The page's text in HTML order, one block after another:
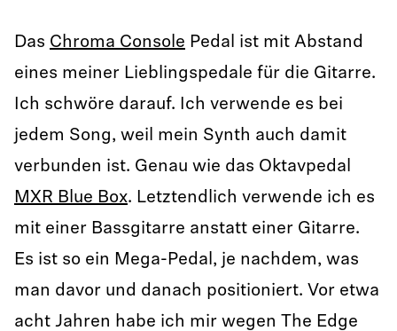
Das Chroma Console Pedal ist mit Abstand
eines meiner Lieblingspedale für die Gitarre.
Ich schwöre darauf. Ich verwende es bei
jedem Song, weil mein Synth auch damit
verbunden ist. Genau wie das Oktavpedal
MXR Blue Box. Letztendlich verwende ich es
mit einer Bassgitarre anstatt einer Gitarre.
Es ist so ein Mega-Pedal, je nachdem, was
man davor und danach positioniert. Vor etwa
acht Jahren habe ich mir wegen The Edge